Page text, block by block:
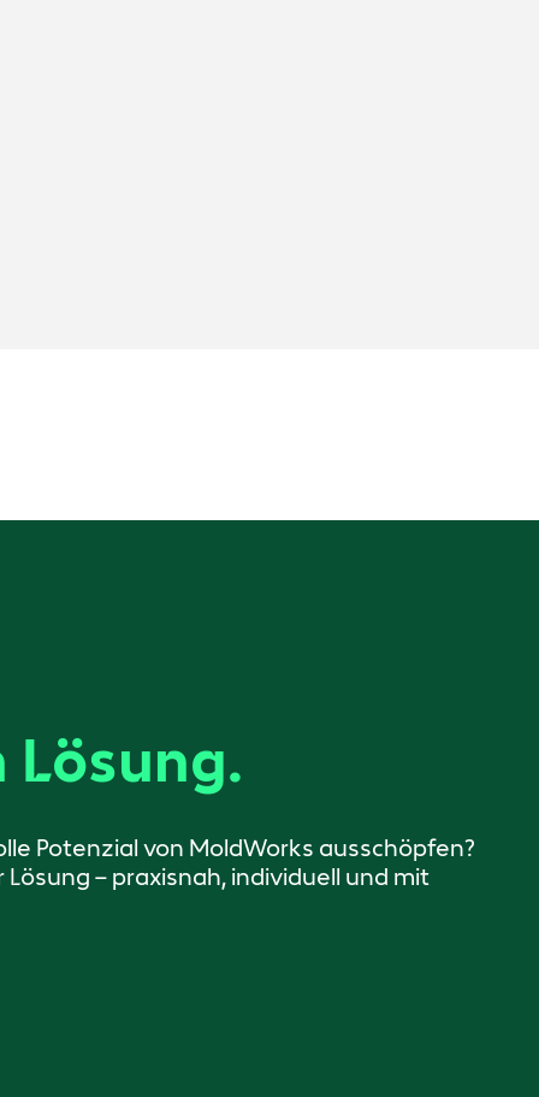
Potenzial von MoldWorks ausschöpfen?
– praxisnah, individuell und mit